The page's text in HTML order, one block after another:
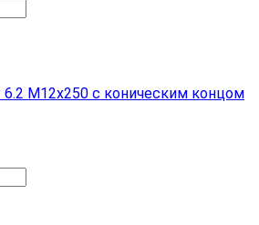
М12х250 с коническим концом